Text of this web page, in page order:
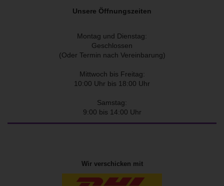
Unsere Öffnungszeiten
Montag und Dienstag:
Geschlossen
(Oder Termin nach Vereinbarung)
Mittwoch bis Freitag:
10:00 Uhr bis 18:00 Uhr
Samstag:
9:00 bis 14:00 Uhr
Wir verschicken mit